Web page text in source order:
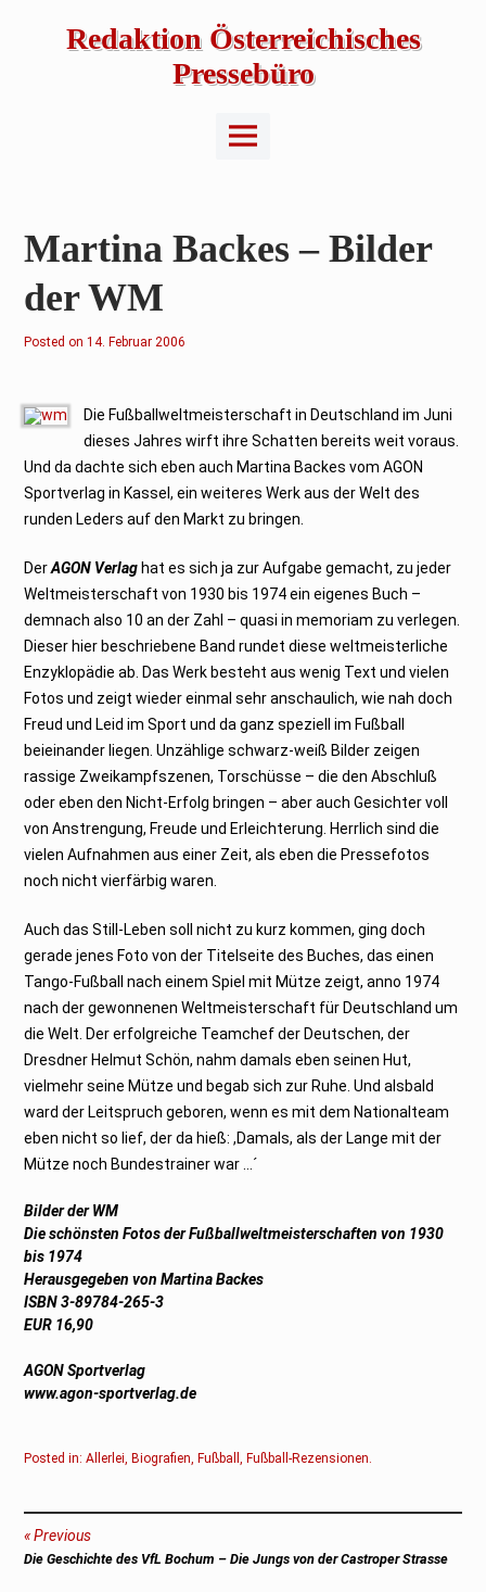
Redaktion Österreichisches
Pressebüro
Main
Menu
Martina Backes – Bilder
der WM
Posted on1
t
b
r
0
0
14. Februar 2006
Die Fußballweltmeisterschaft in Deutschland im Juni
dieses Jahres wirft ihre Schatten bereits weit voraus.
Und da dachte sich eben auch Martina Backes vom AGON
Sportverlag in Kassel, ein weiteres Werk aus der Welt des
runden Leders auf den Markt zu bringen.
DerAGON Verlag hat es sich ja zur Aufgabe gemacht, zu jeder
Weltmeisterschaft von 1930 bis 1974 ein eigenes Buch –
demnach also 10 an der Zahl – quasi in memoriam zu verlegen.
Dieser hier beschriebene Band rundet diese weltmeisterliche
Enzyklopädie ab. Das Werk besteht aus wenig Text und vielen
Fotos und zeigt wieder einmal sehr anschaulich, wie nah doch
Freud und Leid im Sport und da ganz speziell im Fußball
beieinander liegen. Unzählige schwarz-weiß Bilder zeigen
rassige Zweikampfszenen, Torschüsse – die den Abschluß
oder eben den Nicht-Erfolg bringen – aber auch Gesichter voll
von Anstrengung, Freude und Erleichterung. Herrlich sind die
vielen Aufnahmen aus einer Zeit, als eben die Pressefotos
noch nicht vierfärbig waren.
Auch das Still-Leben soll nicht zu kurz kommen, ging doch
gerade jenes Foto von der Titelseite des Buches, das einen
Tango-Fußball nach einem Spiel mit Mütze zeigt, anno 1974
nach der gewonnenen Weltmeisterschaft für Deutschland um
die Welt. Der erfolgreiche Teamchef der Deutschen, der
Dresdner Helmut Schön, nahm damals eben seinen Hut,
vielmehr seine Mütze und begab sich zur Ruhe. Und alsbald
ward der Leitspruch geboren, wenn es mit dem Nationalteam
eben nicht so lief, der da hieß: ,Damals, als der Lange mit der
Mütze noch Bundestrainer war …´
Bilder der WM
Die schönsten Fotos der Fußballweltmeisterschaften von 1930
bis 1974
Herausgegeben von Martina Backes
ISBN 3-89784-265-3
EUR 16,90
AGON Sportverlag
www.agon-sportverlag.de
Posted in:Allerlei,Biografien,Fußball,Fußball-Rezensionen.
Beitragsnavigation
Previous
Previous
Die Geschichte des VfL Bochum – Die Jungs von der Castroper Strasse